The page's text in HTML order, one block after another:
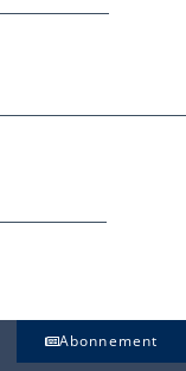
Abonnement